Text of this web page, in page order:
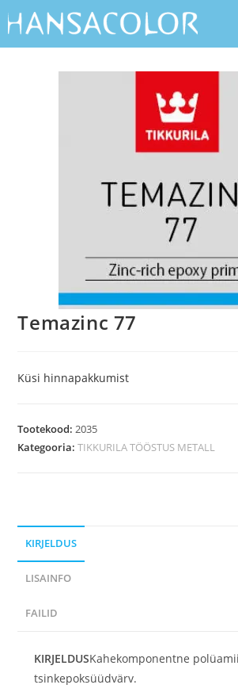
Temazinc 77
Küsi hinnapakkumist
Tootekood:2035
Kategooria:TIKKURILA TÖÖSTUS METALL
KIRJELDUS
LISAINFO
FAILID
KIRJELDUSKahekomponentne
tsinkepoksüüdvärv.